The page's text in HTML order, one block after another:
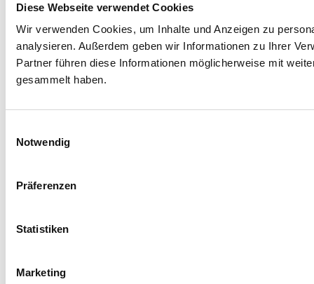
Diese Webseite verwendet Cookies
Wir verwenden Cookies, um Inhalte und Anzeigen zu
analysieren. Außerdem geben wir Informationen zu Ihrer
Partner führen diese Informationen möglicherweise mit
gesammelt haben.
Notwendig
Präferenzen
Statistiken
Marketing